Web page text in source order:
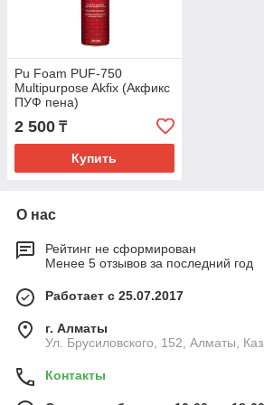
Pu Foam PUF-750
Multipurpose Akfix (Акфикс
ПУФ пена)
2 500 ₸
Купить
О нас
Рейтинг не сформирован
Менее 5 отзывов за последний год
Работает с 25.07.2017
г. Алматы
Ул. Брусиловского, 152, Алматы,
Контакты